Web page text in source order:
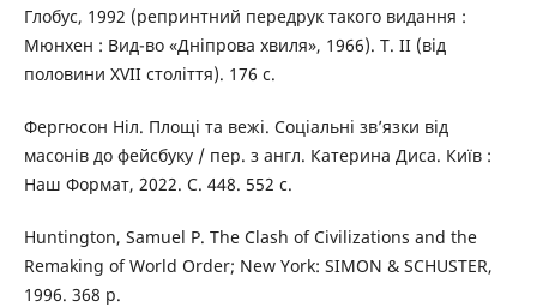
Глобус, 1992 (репринтний передрук такого видання :
Мюнхен : Вид-во «Дніпрова хвиля», 1966). Т. ІІ (від
половини ХVІІ століття). 176 c.
Фергюсон Ніл. Площі та вежі. Соціальні зв’язки від
масонів до фейсбуку / пер. з англ. Катерина Диса. Київ :
Наш Формат, 2022. С. 448. 552 с.
Huntington, Samuel P. The Clash of Civilizations and the
Remaking of World Order; New York: SIMON & SCHUSTER,
1996. 368 p.